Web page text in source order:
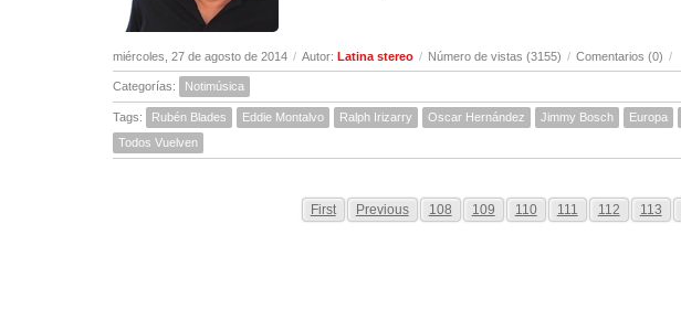
miércoles, 27 de agosto de 2014 / Autor: Latina stereo / Número de vistas (3155) / Comentarios (0) /
Categorías: Notimúsica
Tags: Rubén Blades Eddie Montalvo Ralph Irizarry Oscar Hernández Jimmy Bosch Europa
Todos Vuelven
First Previous 108 109 110 111 112 113